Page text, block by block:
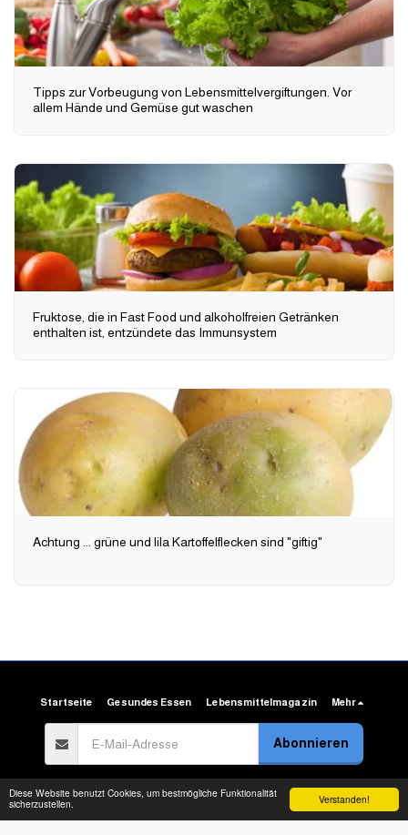
Verstanden!
Diese Website benutzt Cookies, um bestmögliche Funktionalität
sicherzustellen.
Tipps zur Vorbeugung von Lebensmittelvergiftungen. Vor
allem Hände und Gemüse gut waschen
Fruktose, die in Fast Food und alkoholfreien Getränken
enthalten ist, entzündete das Immunsystem
Achtung ... grüne und lila Kartoffelflecken sind "giftig"
Startseite Gesundes Essen Lebensmittelmagazin Mehr
Abonnieren
Arab Food Gate